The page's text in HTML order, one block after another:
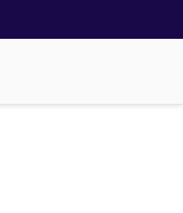
كلية الحاسبات